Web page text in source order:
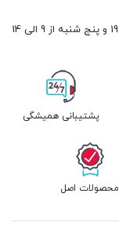
پشتیبانی همیشگی
محصولات اصل